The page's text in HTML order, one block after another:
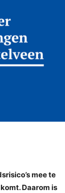
mee te
Daarom is